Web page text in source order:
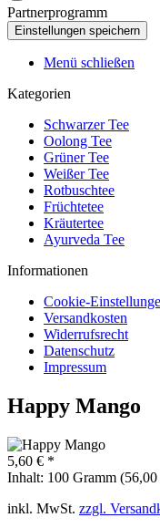
Partnerprogramm
Menü schließen
Kategorien
Schwarzer Tee
Oolong Tee
Grüner Tee
Weißer Tee
Rotbuschtee
Früchtetee
Kräutertee
Ayurveda Tee
Informationen
Cookie-
Versandkosten
Widerrufsrecht
Datenschutz
Impressum
Happy Mango
5,60 € *
Inhalt: 100 Gramm
inkl. MwSt. zzgl.